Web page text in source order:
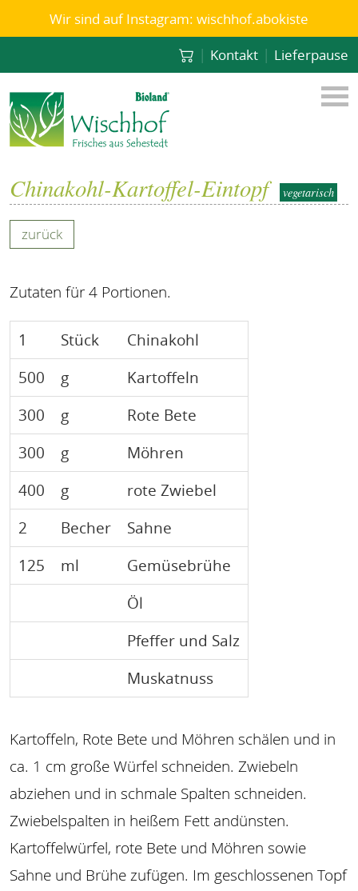
Wir sind auf Instagram: wischhof.abokiste
| Kontakt | Lieferpause
Chinakohl-Kartoffel-Eintopf vegetarisch
zurück
Zutaten für 4 Portionen.
1 Stück
Chinakohl
500
g
Kartoffeln
300
g
Rote Bete
300
g
Möhren
400
g
rote Zwiebel
2
Becher
Sahne
125
ml
Gemüsebrühe
Öl
Pfeffer und Salz
Muskatnuss
Kartoffeln, Rote Bete und Möhren schälen und in
ca. 1 cm große Würfel schneiden. Zwiebeln
abziehen und in schmale Spalten schneiden.
Zwiebelspalten in heißem Fett andünsten.
Kartoffelwürfel, rote Bete und Möhren sowie
Sahne und Brühe zufügen. Im geschlossenen Topf